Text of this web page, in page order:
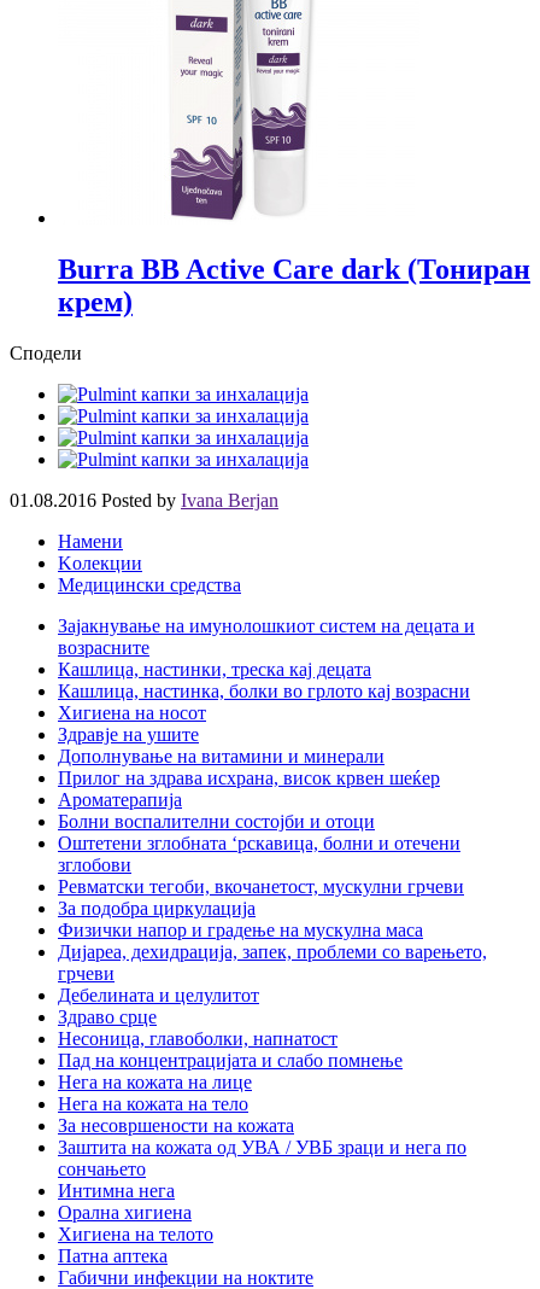
Burra BB Active Care dark (Тониран
крем)
Сподели
01.08.2016 Posted by Ivana Berjan
Намени
Kолекции
Медицински средства
Зајакнување на имунолошкиот систем на децата и
возрасните
Кашлица, настинки, треска кај децата
Кашлица, настинка, болки во грлото кај возрасни
Хигиена на носот
Здравје на ушите
Дополнување на витамини и минерали
Прилог на здрава исхрана, висок крвен шеќер
Ароматерапија
Болни воспалителни состојби и отоци
Оштетени зглобната ‘рскавица, болни и отечени
зглобови
Ревматски тегоби, вкочанетост, мускулни грчеви
За подобра циркулација
Физички напор и градење на мускулна маса
Дијареа, дехидрација, запек, проблеми со варењето,
грчеви
Дебелината и целулитот
Здраво срце
Несоница, главоболки, напнатост
Пад на концентрацијата и слабо помнење
Нега на кожата на лице
Нега на кожата на тело
За несовршености на кожата
Заштита на кожата од УВА / УВБ зраци и нега по
сончањето
Интимна нега
Орална хигиена
Хигиена на телото
Патна аптека
Габични инфекции на ноктите